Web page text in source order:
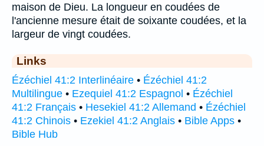
maison de Dieu. La longueur en coudées de
l'ancienne mesure était de soixante coudées, et la
largeur de vingt coudées.
Links
Ézéchiel 41:2 Interlinéaire • Ézéchiel 41:2
Multilingue • Ezequiel 41:2 Espagnol • Ézéchiel
41:2 Français • Hesekiel 41:2 Allemand • Ézéchiel
41:2 Chinois • Ezekiel 41:2 Anglais • Bible Apps •
Bible Hub